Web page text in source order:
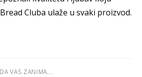
Cluba ulaže u svaki proizvod.
VAS ZANIMA...